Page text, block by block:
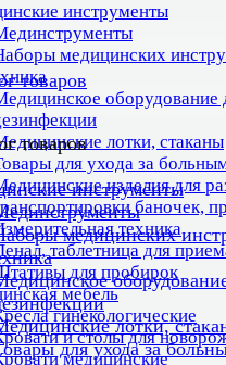
инструменты
медицинских
оборудование
лотки, стаканы
для ухода за
изделия для
баночек,
техника
таблетница для
для пробирок
мебель
гинекологические
и столы для
медицинские
товаров
товаров
инструменты
медицинских
лотки,
для ухода за